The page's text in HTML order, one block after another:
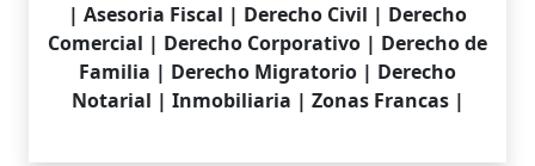
| Asesoria Fiscal | Derecho Civil | Derecho
Comercial | Derecho Corporativo | Derecho de
Familia | Derecho Migratorio | Derecho
Notarial | Inmobiliaria | Zonas Francas |